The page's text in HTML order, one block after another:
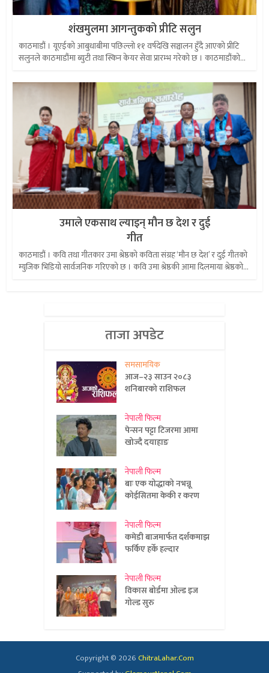
शंखमुलमा आगन्तुकको प्रीटि सलुन
काठमाडौं । यूएईको आबुधाबीमा पछिल्लो ११ वर्षदेखि सञ्चालन हुँदै आएको प्रीटि
सलुनले काठमाडौंमा ब्युटी तथा स्किन केयर सेवा प्रारम्भ गरेको छ । काठमाडौंको...
उमाले एकसाथ ल्याइन् मौन छ देश र दुई
गीत
काठमाडौं । कवि तथा गीतकार उमा श्रेष्ठको कविता संग्रह ‘मौन छ देश’ र दुई गीतको
म्युजिक भिडियो सार्वजनिक गरिएको छ । कवि उमा श्रेष्ठकी आमा दिलमाया श्रेष्ठको...
ताजा अपडेट
समसामयिक
आज–२३ साउन २०८३
शनिबारको राशिफल
नेपाली फिल्म
पेन्सन पट्टा टिजरमा आमा
खोज्दै दयाहाङ
नेपाली फिल्म
बाः एक योद्धाको नभन्नू
कोईसितमा केकी र करण
नेपाली फिल्म
कमेडी बाजमार्फत दर्शकमाझ
फर्किए हर्के हल्दार
नेपाली फिल्म
विकास बोर्डमा ओल्ड इज
गोल्ड सुरु
Copyright © 2026ChitraLahar.Com